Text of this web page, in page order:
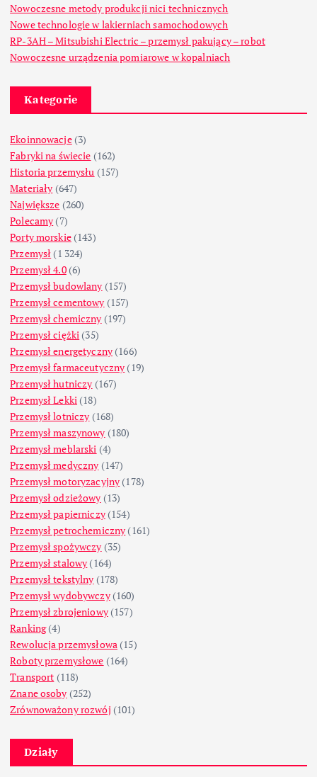
Nowoczesne metody produkcji nici technicznych
Nowe technologie w lakierniach samochodowych
RP-3AH – Mitsubishi Electric – przemysł pakujący – robot
Nowoczesne urządzenia pomiarowe w kopalniach
Kategorie
Ekoinnowacje(3)
Fabryki na świecie (162)
Historia przemysłu (157)
Materiały (647)
Największe (260)
Polecamy (7)
Porty morskie(143)
Przemysł (1 324)
Przemysł 4.0(6)
Przemysł budowlany (157)
Przemysł cementowy (157)
Przemysł chemiczny (197)
Przemysł ciężki (35)
Przemysł energetyczny (166)
Przemysł farmaceutyczny (19)
Przemysł hutniczy (167)
Przemysł Lekki (18)
Przemysł lotniczy (168)
Przemysł maszynowy (180)
Przemysł meblarski (4)
Przemysł medyczny (147)
Przemysł motoryzacyjny (178)
Przemysł odzieżowy (13)
Przemysł papierniczy(154)
Przemysł petrochemiczny (161)
Przemysł spożywczy (35)
Przemysł stalowy (164)
Przemysł tekstylny (178)
Przemysł wydobywczy(160)
Przemysł zbrojeniowy(157)
Ranking(4)
Rewolucja przemysłowa (15)
Roboty przemysłowe (164)
Transport (118)
Znane osoby (252)
Zrównoważony rozwój (101)
Działy